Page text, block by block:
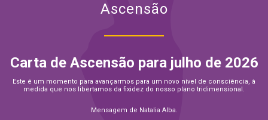
Ascensão
Carta de Ascensão para julho de 2026
Este é um momento para avançarmos para um novo nível de consciência, à
medida que nos libertamos da fixidez do nosso plano tridimensional.
Mensagem de Natalia Alba.